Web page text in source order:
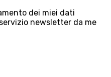
dei miei dati
newsletter da me